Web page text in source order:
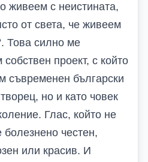
живеем с неистината,
от света, че живеем
Това силно ме
проект, с който
съвременен български
но и като човек
Глас, който не
честен,
или красив. И